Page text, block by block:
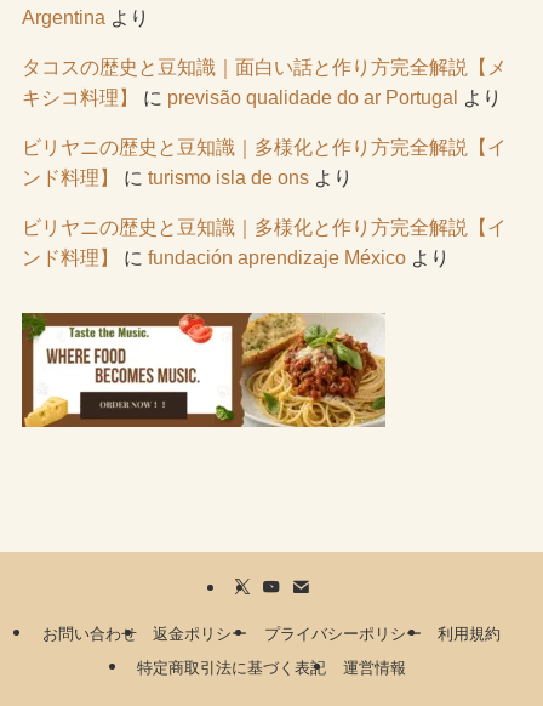
Argentina より
タコスの歴史と豆知識｜面白い話と作り方完全解説【メ
キシコ料理】
に previsão qualidade do ar Portugal より
ビリヤニの歴史と豆知識｜多様化と作り方完全解説【イ
ンド料理】
に turismo isla de onsより
ビリヤニの歴史と豆知識｜多様化と作り方完全解説【イ
ンド料理】
に fundación aprendizaje Méxicoより
お問い合わせ 返金ポリシー プライバシーポリシー
利用規約
特定商取引法に基づく表記
運営情報